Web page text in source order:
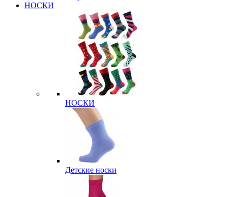
НОСКИ
НОСКИ
Детские носки